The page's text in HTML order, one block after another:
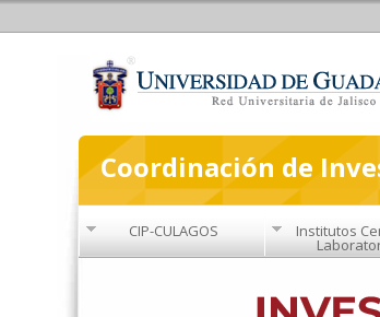
Coordinación de
CIP-CULAGOS Institutos